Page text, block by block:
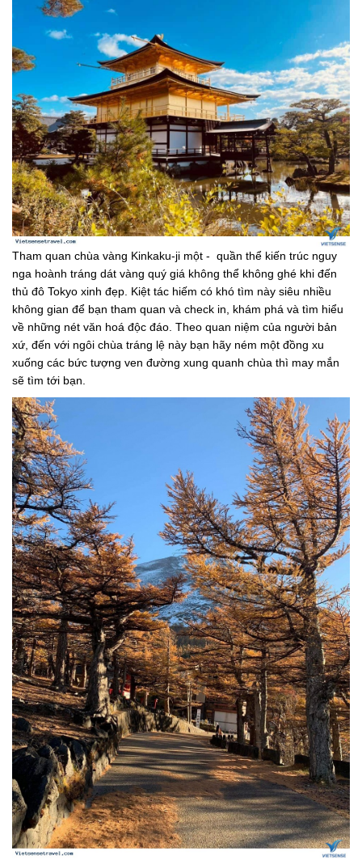
Tham quan chùa vàng Kinkaku-ji một - quần thể kiến trúc nguy
nga hoành tráng dát vàng quý giá không thể không ghé khi đến
thủ đô Tokyo xinh đẹp. Kiệt tác hiếm có khó tìm này siêu nhiều
không gian để bạn tham quan và check in, khám phá và tìm hiểu
về những nét văn hoá độc đáo. Theo quan niệm của người bản
xứ, đến với ngôi chùa tráng lệ này bạn hãy ném một đồng xu
xuống các bức tượng ven đường xung quanh chùa thì may mắn
sẽ tìm tới bạn.